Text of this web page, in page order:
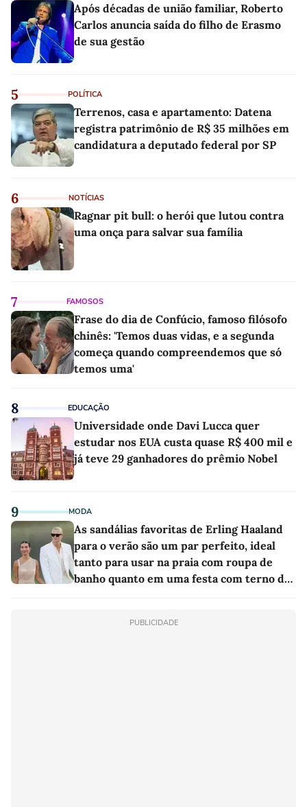
Após décadas de união familiar, Roberto
Carlos anuncia saída do filho de Erasmo
de sua gestão
5 POLÍTICA
Terrenos, casa e apartamento: Datena
registra patrimônio de R$ 35 milhões em
candidatura a deputado federal por SP
6 NOTÍCIAS
Ragnar pit bull: o herói que lutou contra
uma onça para salvar sua família
7 FAMOSOS
Frase do dia de Confúcio, famoso filósofo
chinês: 'Temos duas vidas, e a segunda
começa quando compreendemos que só
temos uma'
8 EDUCAÇÃO
Universidade onde Davi Lucca quer
estudar nos EUA custa quase R$ 400 mil e
já teve 29 ganhadores do prêmio Nobel
9 MODA
As sandálias favoritas de Erling Haaland
para o verão são um par perfeito, ideal
tanto para usar na praia com roupa de
banho quanto em uma festa com terno de
PUBLICIDADE